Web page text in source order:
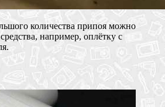
количества припоя можно
например, оплётку с